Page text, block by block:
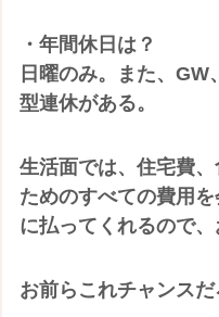
・年間休日は？
日曜のみ。また、
型連休がある。
生活面では、住宅費
ためのすべての費用
に払ってくれるので、
お前らこれチャンスだ